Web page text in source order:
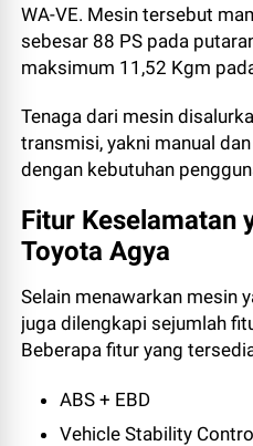
WA-VE. Mesin tersebut
sebesar 88 PS pada
maksimum 11,52 Kgm
Tenaga dari mesin
transmisi, yakni manual
dengan kebutuhan
Fitur Keselamatan
Toyota Agya
Selain menawarkan mesin
juga dilengkapi sejumlah
Beberapa fitur yang
ABS + EBD
Vehicle Stability